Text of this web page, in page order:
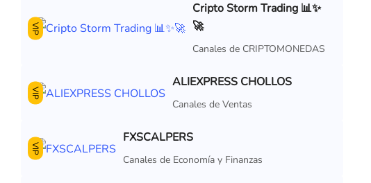
VIP
Cripto Storm Trading 📊✨
🚀
Canales de CRIPTOMONEDAS
VIP
ALIEXPRESS CHOLLOS
Canales de Ventas
VIP
FXSCALPERS
Canales de Economía y Finanzas